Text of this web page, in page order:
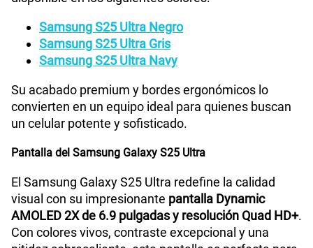
Tipo de Batería
Capacidad Memoria Interna
Capacidad Memoria RAM 12GB + 8GB
Samsung S25 Ultra Negro
Samsung S25 Ultra Gris
Samsung S25 Ultra Navy
Su acabado premium y bordes ergonómicos lo
convierten en un equipo ideal para quienes buscan
un celular potente y sofisticado.
Pantalla del Samsung Galaxy S25 Ultra
El Samsung Galaxy S25 Ultra redefine la calidad
visual con su impresionante pantalla Dynamic
AMOLED 2X de 6.9 pulgadas y resolución Quad HD+.
Con colores vivos, contraste excepcional y una